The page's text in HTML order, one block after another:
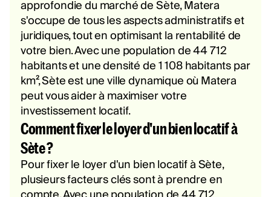
approfondie du marché de Sète, Matera
s'occupe de tous les aspects administratifs et
juridiques, tout en optimisant la rentabilité de
votre bien. Avec une population de 44 712
habitants et une densité de 1 108 habitants par
km², Sète est une ville dynamique où Matera
peut vous aider à maximiser votre
investissement locatif.
Comment fixer le loyer d'un bien locatif à
Sète ?
Pour fixer le loyer d'un bien locatif à Sète,
plusieurs facteurs clés sont à prendre en